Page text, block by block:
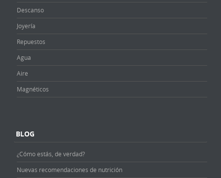
Descanso
Joyería
Repuestos
Agua
Aire
Magnéticos
BLOG
¿Cómo estás, de verdad?
Nuevas recomendaciones de nutrición